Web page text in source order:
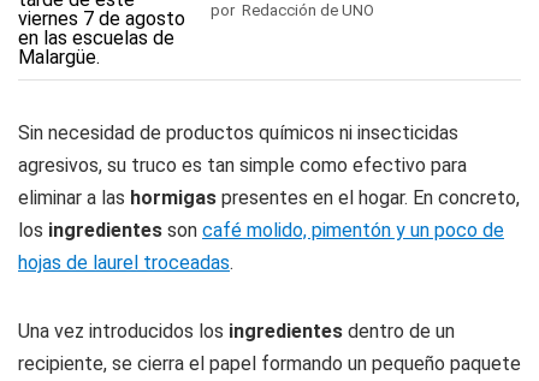
por Redacción de UNO
Sin necesidad de productos químicos ni insecticidas
agresivos, su truco es tan simple como efectivo para
eliminar a las hormigas presentes en el hogar. En concreto,
los ingredientes son café molido, pimentón y un poco de
hojas de laurel troceadas.
Una vez introducidos los ingredientes dentro de un
recipiente, se cierra el papel formando un pequeño paquete